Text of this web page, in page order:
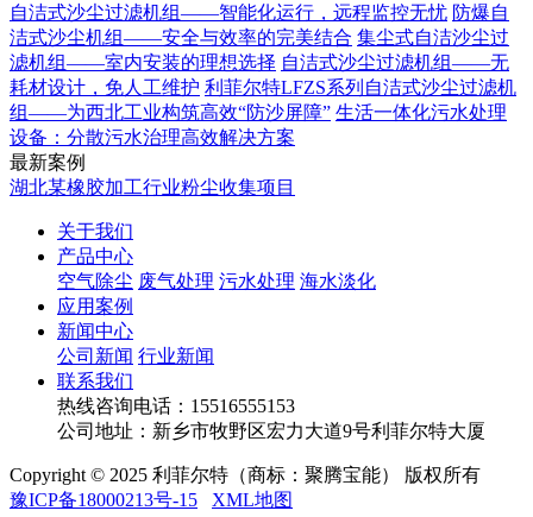
自洁式沙尘过滤机组——智能化运行，远程监控无忧 防爆自
洁式沙尘机组——安全与效率的完美结合 集尘式自洁沙尘过
滤机组——室内安装的理想选择 自洁式沙尘过滤机组——无
耗材设计，免人工维护 利菲尔特LFZS系列自洁式沙尘过滤机
组——为西北工业构筑高效“防沙屏障” 生活一体化污水处理
设备：分散污水治理高效解决方案
最新案例
湖北某橡胶加工行业粉尘收集项目
关于我们
产品中心
空气除尘 废气处理 污水处理 海水淡化
应用案例
新闻中心
公司新闻 行业新闻
联系我们
热线咨询电话： 15516555153
公司地址：新乡市牧野区宏力大道9号利菲尔特大厦
Copyright © 2025 利菲尔特（商标：聚腾宝能） 版权所有
豫ICP备18000213号-15
XML地图